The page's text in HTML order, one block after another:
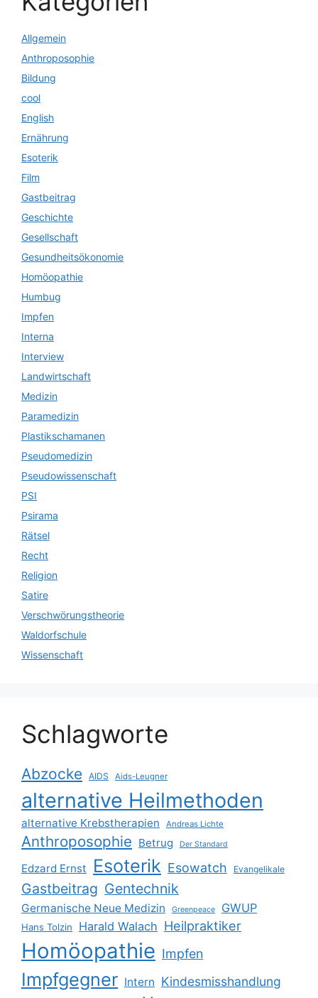
Allgemein
Anthroposophie
Bildung
cool
English
Ernährung
Esoterik
Film
Gastbeitrag
Geschichte
Gesellschaft
Gesundheitsökonomie
Homöopathie
Humbug
Impfen
Interna
Interview
Landwirtschaft
Medizin
Paramedizin
Plastikschamanen
Pseudomedizin
Pseudowissenschaft
PSI
Psirama
Rätsel
Recht
Religion
Satire
Verschwörungstheorie
Waldorfschule
Wissenschaft
Schlagworte
Abzocke AIDS Aids-Leugner
alternative Heilmethoden
alternative Krebstherapien Andreas Lichte
Anthroposophie Betrug Der Standard
Edzard Ernst Esoterik Esowatch Evangelikale
Gastbeitrag Gentechnik
Germanische Neue Medizin Greenpeace GWUP
Hans Tolzin Harald Walach Heilpraktiker
Homöopathie Impfen
Impfgegner Intern Kindesmisshandlung